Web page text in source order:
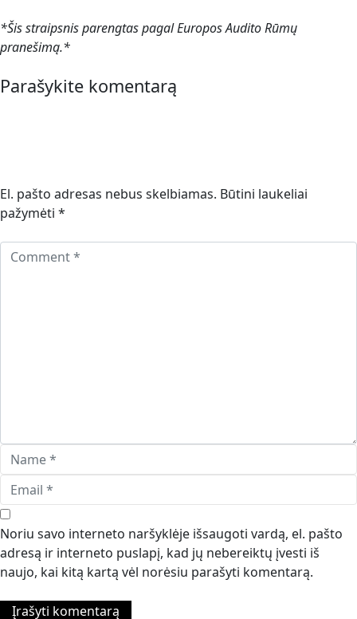
*Šis straipsnis parengtas pagal Europos Audito Rūmų
pranešimą.*
Parašykite komentarą
El. pašto adresas nebus skelbiamas. Būtini laukeliai
pažymėti *
Noriu savo interneto naršyklėje išsaugoti vardą, el. pašto
adresą ir interneto puslapį, kad jų nebereiktų įvesti iš
naujo, kai kitą kartą vėl norėsiu parašyti komentarą.